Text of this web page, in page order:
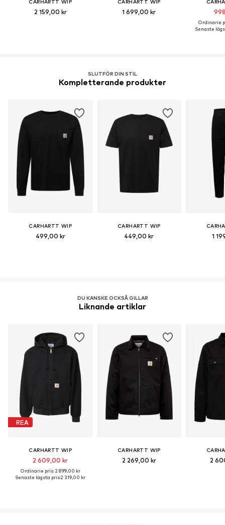
CARHARTT WIP
2 159,00 kr
CARHARTT WIP
1 699,00 kr
Ordinarie
Senaste
SLUTFÖR DIN STIL
Kompletterande produkter
CARHARTT WIP
499,00 kr
CARHARTT WIP
449,00 kr 1
DU KANSKE OCKSÅ GILLAR
Liknande artiklar
REA
CARHARTT WIP
2 609,00 kr
Ordinarie pris: 2 899,00 kr
Senaste lägsta pris:2 319,00 kr
CARHARTT WIP
2 269,00 kr 2